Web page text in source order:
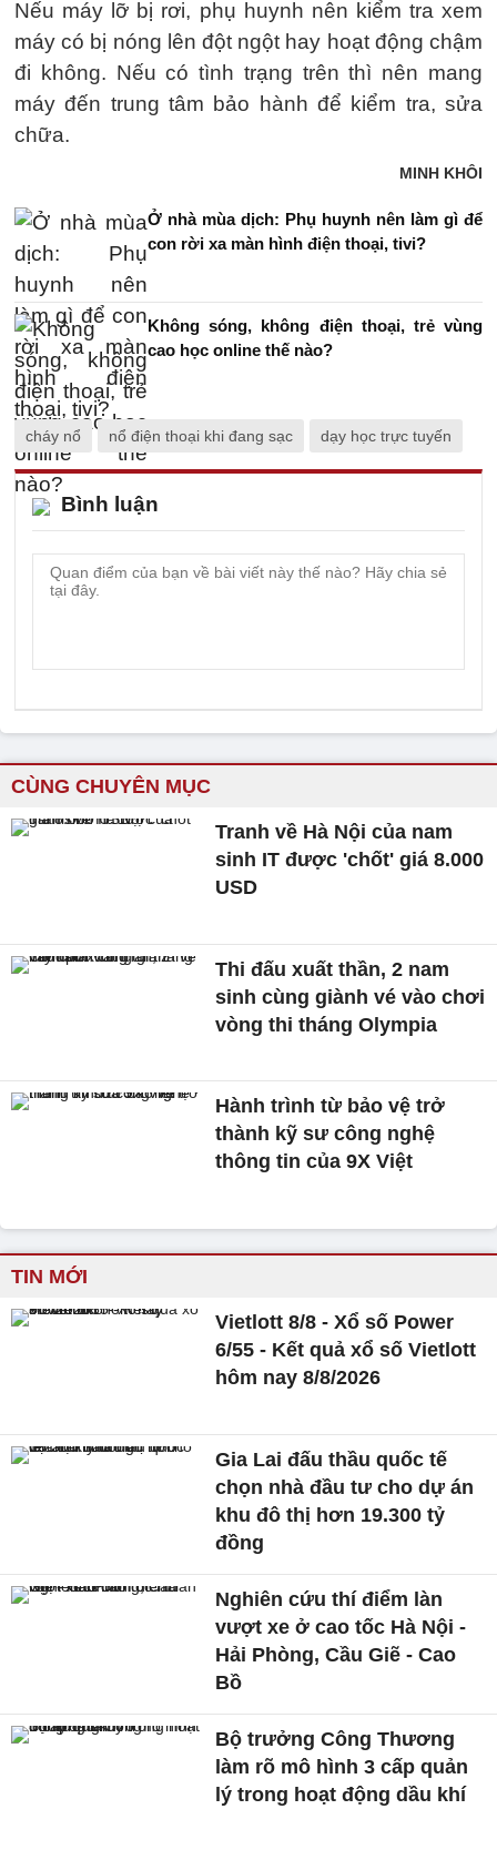
Nếu máy lỡ bị rơi, phụ huynh nên kiểm tra xem
máy có bị nóng lên đột ngột hay hoạt động chậm
đi không. Nếu có tình trạng trên thì nên mang
máy đến trung tâm bảo hành để kiểm tra, sửa
chữa.
MINH KHÔI
Ở nhà mùa dịch: Phụ huynh nên làm gì để
con rời xa màn hình điện thoại, tivi?
Không sóng, không điện thoại, trẻ vùng
cao học online thế nào?
cháy nổ nổ điện thoại khi đang sạc dạy học trực tuyến
Bình luận
CÙNG CHUYÊN MỤC
Tranh về Hà Nội của nam
sinh IT được 'chốt' giá 8.000
USD
Thi đấu xuất thần, 2 nam
sinh cùng giành vé vào chơi
vòng thi tháng Olympia
Hành trình từ bảo vệ trở
thành kỹ sư công nghệ
thông tin của 9X Việt
TIN MỚI
Vietlott 8/8 - Xổ số Power
6/55 - Kết quả xổ số Vietlott
hôm nay 8/8/2026
Gia Lai đấu thầu quốc tế
chọn nhà đầu tư cho dự án
khu đô thị hơn 19.300 tỷ
đồng
Nghiên cứu thí điểm làn
vượt xe ở cao tốc Hà Nội -
Hải Phòng, Cầu Giẽ - Cao
Bồ
Bộ trưởng Công Thương
làm rõ mô hình 3 cấp quản
lý trong hoạt động dầu khí